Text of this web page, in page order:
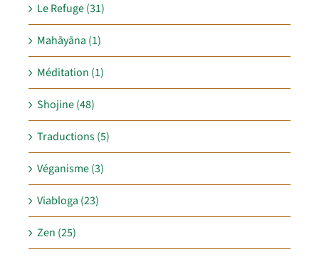
Le Refuge (31)
Mahāyāna (1)
Méditation (1)
Shojine (48)
Traductions (5)
Véganisme (3)
Viabloga (23)
Zen (25)